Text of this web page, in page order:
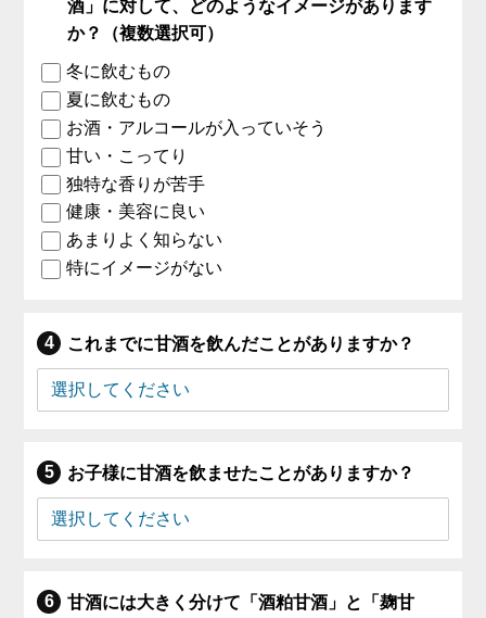
酒」に対して、どのようなイメージがあります
か？（複数選択可）
冬に飲むもの
夏に飲むもの
お酒・アルコールが入っていそう
甘い・こってり
独特な香りが苦手
健康・美容に良い
あまりよく知らない
特にイメージがない
これまでに甘酒を飲んだことがありますか？
お子様に甘酒を飲ませたことがありますか？
甘酒には大きく分けて「酒粕甘酒」と「麹甘